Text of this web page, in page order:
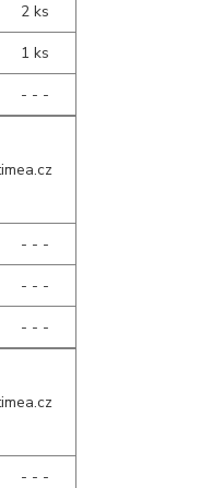
2 ks
1 ks
- - -
- - -
- - -
- - -
- - -